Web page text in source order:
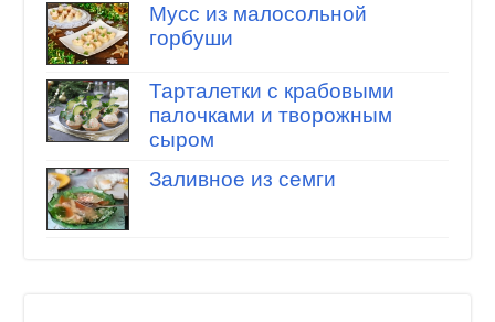
Мусс из малосольной
горбуши
Тарталетки с крабовыми
палочками и творожным
сыром
Заливное из семги